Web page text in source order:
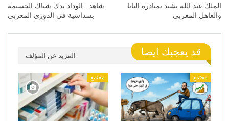
الملك عبد الله يشيد بمبادرة البابا
والعاهل المغربي
شاهد.. الوداد يدك شباك الحسيمة
بسداسية في الدوري المغربي
قد يعجبك ايضا المزيد عن المؤلف
مجتمع مجتمع